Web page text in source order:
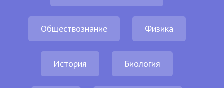
Обществознание Физика
История Биология